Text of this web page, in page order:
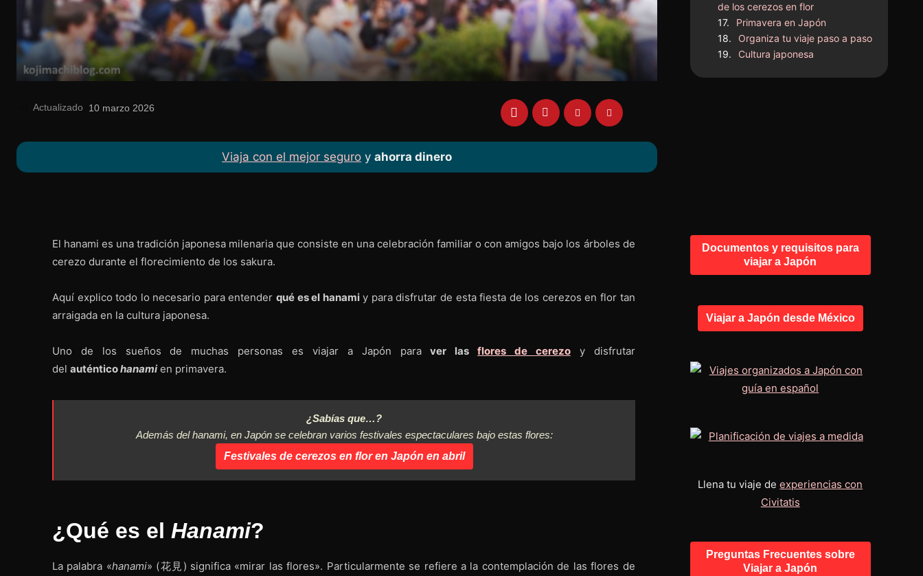
Actualizado 10 marzo 2026
Viaja con el mejor seguro yahorra dinero
de los cerezos en flor
Primavera en Japón
Organiza tu viaje paso a paso
Cultura japonesa
El hanami es una tradición japonesa milenaria que consiste en una celebración familiar o con amigos bajo los árboles de
cerezo durante el florecimiento de los sakura.
Aquí explico todo lo necesario para entender qué es el hanamiy para disfrutar de esta fiesta de los cerezos en flor tan
arraigada en la cultura japonesa.
Uno de los sueños de muchas personas es viajar a Japón paraver lasflores de cerezoy disfrutar
del auténticohanamien primavera.
¿Sabías que…?
Además del hanami, en Japón se celebran varios festivales espectaculares bajo estas flores:
Festivales de cerezos en flor en Japón en abril
¿Qué es el Hanami?
La palabra «hanami» (花見) significa «mirar las flores». Particularmente se refiere a la contemplación de las flores de
Documentos y requisitos para
viajar a Japón
Viajar a Japón desde México
Llena tu viaje deexperiencias con
Civitatis
Preguntas Frecuentes sobre
Viajar a Japón